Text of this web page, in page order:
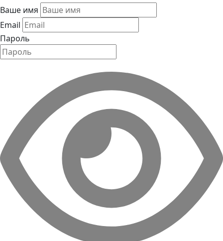
Ваше имя
Email
Пароль